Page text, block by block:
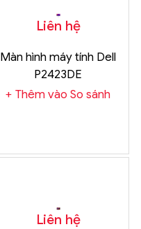
Liên hệ
Màn hình máy tính Dell
P2423DE
Thêm vào So sánh
Liên hệ